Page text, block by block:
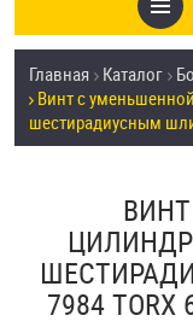
УСЛУГИ
СКИДКИ
ПОКУПАТЕЛЯМ
ОПЛАТА И
Товары
Анкеры
Болты и
Втулки
Главная Каталог
Винт с
шестирадиусным
7984